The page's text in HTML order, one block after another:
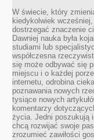
W świecie, który
kiedykolwiek
dostrzegać znaczenie
Dawniej nauka była
studiami lub
współczesna
się może odbywać się
miejscu i o każdej
internetu, odrobina
poznawania nowych
tysiące nowych
komentarzy
życia. Jedni poszukują
chcą rozwijać swoje
zrozumieć zawiłości